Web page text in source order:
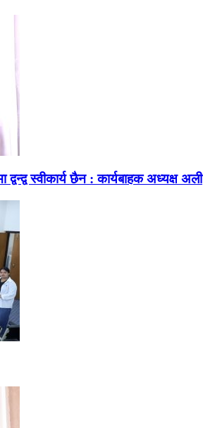
स्वीकार्य छैन : कार्यबाहक अध्यक्ष अली